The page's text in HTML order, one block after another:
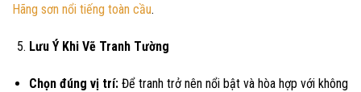
Hãng sơn nổi tiếng toàn cầu.
Lưu Ý Khi Vẽ Tranh Tường
Chọn đúng vị trí:Để tranh trở nên nổi bật và hòa hợp với không